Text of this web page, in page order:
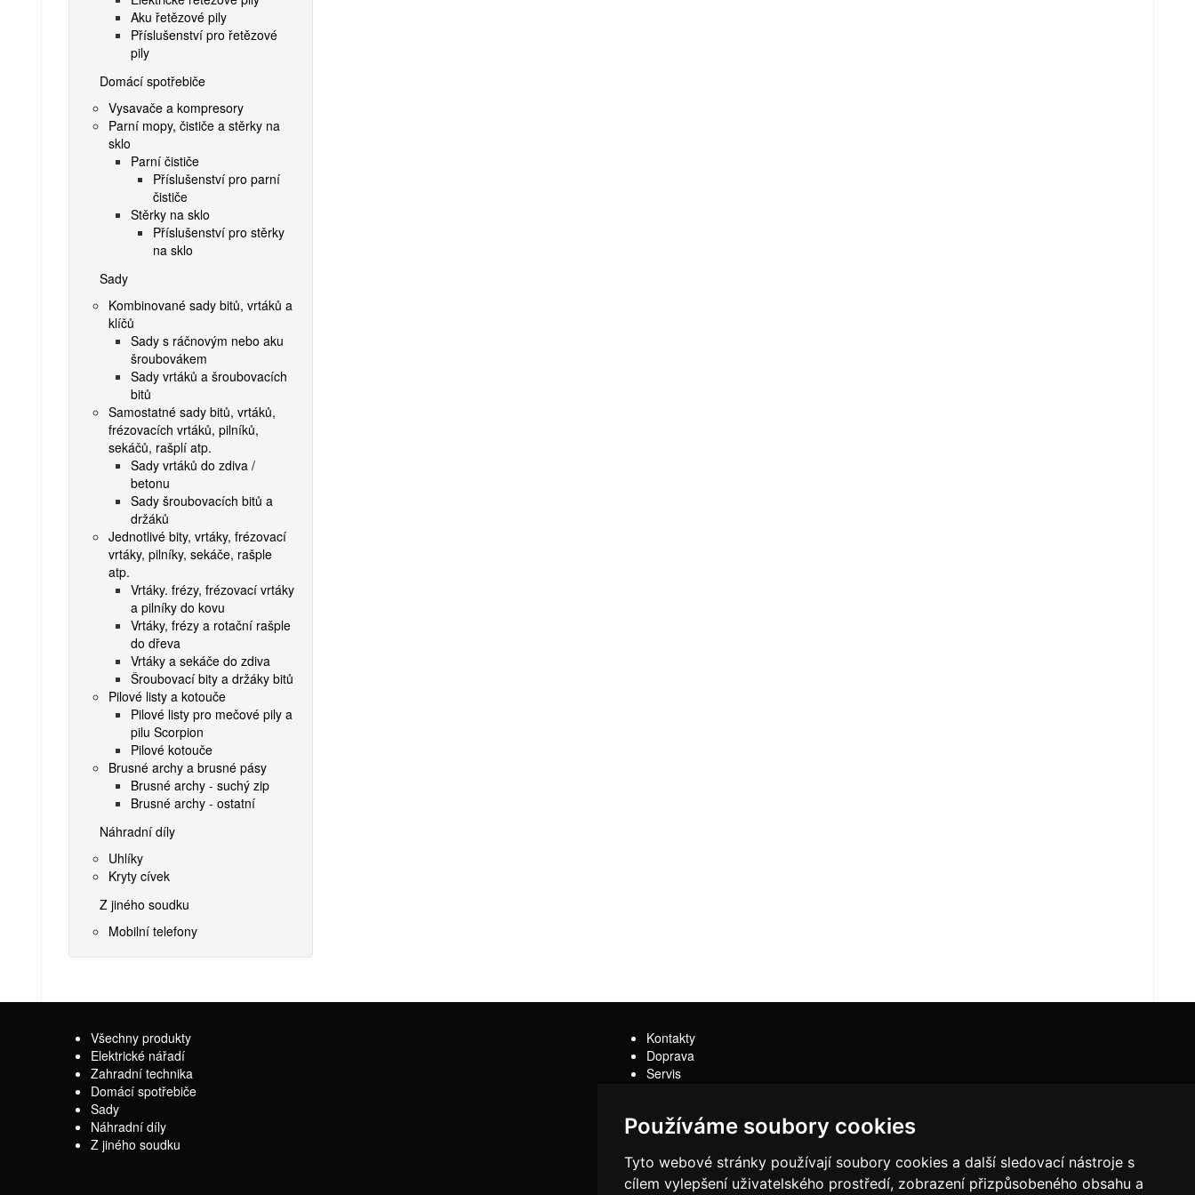
Používáme soubory cookies
Tyto webové stránky používají soubory cookies a další sledovací nástroje s
cílem vylepšení uživatelského prostředí, zobrazení přizpůsobeného obsahu a
Aku řetězové pily
Příslušenství pro řetězové
pily
Domácí spotřebiče
Vysavače a kompresory
Parní mopy, čističe a stěrky na
sklo
Parní čističe
Příslušenství pro parní
čističe
Stěrky na sklo
Příslušenství pro stěrky
na sklo
Sady
Kombinované sady bitů, vrtáků a
klíčů
Sady s ráčnovým nebo aku
šroubovákem
Sady vrtáků a šroubovacích
bitů
Samostatné sady bitů, vrtáků,
frézovacích vrtáků, pilníků,
sekáčů, rašplí atp.
Sady vrtáků do zdiva /
betonu
Sady šroubovacích bitů a
držáků
Jednotlivé bity, vrtáky, frézovací
vrtáky, pilníky, sekáče, rašple
atp.
Vrtáky. frézy, frézovací vrtáky
a pilníky do kovu
Vrtáky, frézy a rotační rašple
do dřeva
Vrtáky a sekáče do zdiva
Šroubovací bity a držáky bitů
Pilové listy a kotouče
Pilové listy pro mečové pily a
pilu Scorpion
Pilové kotouče
Brusné archy a brusné pásy
Brusné archy - suchý zip
Brusné archy - ostatní
Náhradní díly
Uhlíky
Kryty cívek
Z jiného soudku
Mobilní telefony
Všechny produkty
Elektrické nářadí
Zahradní technika
Domácí spotřebiče
Sady
Náhradní díly
Z jiného soudku
Kontakty
Doprava
Servis